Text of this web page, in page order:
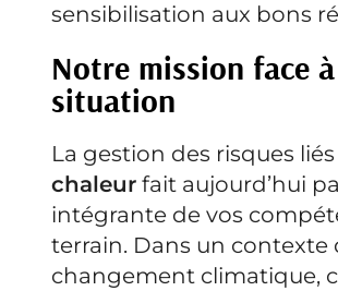
sensibilisation aux bons
Notre mission face
situation
La gestion des risques liés
chaleurfait aujourd’hui
intégrante de vos
terrain. Dans un contexte
changement climatique,